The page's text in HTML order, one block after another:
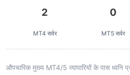
2
MT4 सर्वर
0
MT5 सर्वर
औपचारिक मुख्य MT4/5 व्यापारियों के पास ध्वनि